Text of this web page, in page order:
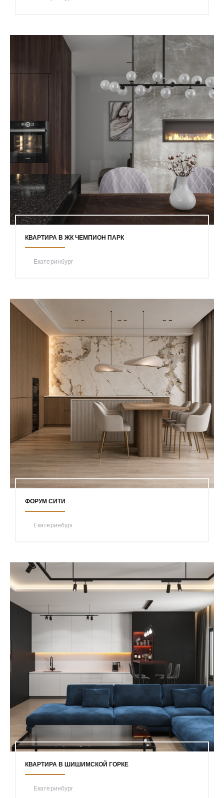
КВАРТИРА В ЖК ЧЕМПИОН ПАРК
Екатеринбург
ФОРУМ СИТИ
Екатеринбург
КВАРТИРА В ШИШИМСКОЙ ГОРКЕ
Екатеринбург